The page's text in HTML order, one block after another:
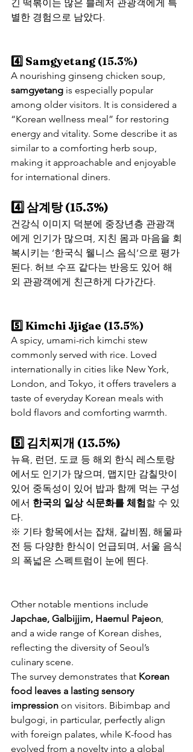
긴 떡볶이는 많은 블레저 관광객에게 특
별한 경험으로 남았다.
4️⃣ Samgyetang (15.3%)
A nourishing ginseng chicken soup,
samgyetang is especially popular
among older visitors. It is considered a
“Korean wellness meal” for restoring
energy and vitality. Some describe it as
similar to a comforting herb soup,
making it approachable and enjoyable
for international diners.
4️⃣ 삼계탕 (15.3%)
건강식 이미지 덕분에 중장년층 관광객
에게 인기가 많으며, 지친 몸과 마음을 회
복시키는 ‘한국식 웰니스 음식’으로 평가
된다. 허브 수프 같다는 반응도 있어 해
외 관광객에게 친근하게 다가간다.
5️⃣ Kimchi Jjigae (13.5%)
A spicy, umami-rich kimchi stew
commonly served with rice. Loved
internationally in cities like New York,
London, and Tokyo, it offers travelers a
taste of everyday Korean meals with
bold flavors and comforting warmth.
5️⃣ 김치찌개 (13.5%)
뉴욕, 런던, 도쿄 등 해외 한식 레스토랑
에서도 인기가 많으며, 맵지만 감칠맛이
있어 중독성이 있어 밥과 함께 먹는 구성
에서 한국의 일상 식문화를 체험 할 수 있
다.
※ 기타 항목에서는 잡채, 갈비찜, 해물파
전 등 다양한 한식이 언급되며, 서울 음식
의 폭넓은 스펙트럼이 눈에 띈다.
Other notable mentions include
Japchae, Galbijjim, Haemul Pajeon,
and a wide range of Korean dishes,
reflecting the diversity of Seoul’s
culinary scene.
The survey demonstrates that Korean
food leaves a lasting sensory
impression on visitors. Bibimbap and
bulgogi, in particular, perfectly align
with foreign palates, while K-food has
evolved from a novelty into a global